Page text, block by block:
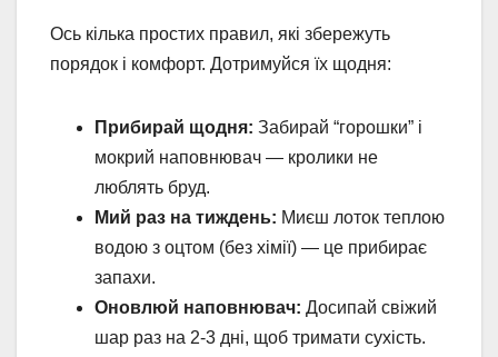
Ось кілька простих правил, які збережуть
порядок і комфорт. Дотримуйся їх щодня:
Прибирай щодня: Забирай “горошки” і
мокрий наповнювач — кролики не
люблять бруд.
Мий раз на тиждень: Миєш лоток теплою
водою з оцтом (без хімії) — це прибирає
запахи.
Оновлюй наповнювач: Досипай свіжий
шар раз на 2-3 дні, щоб тримати сухість.